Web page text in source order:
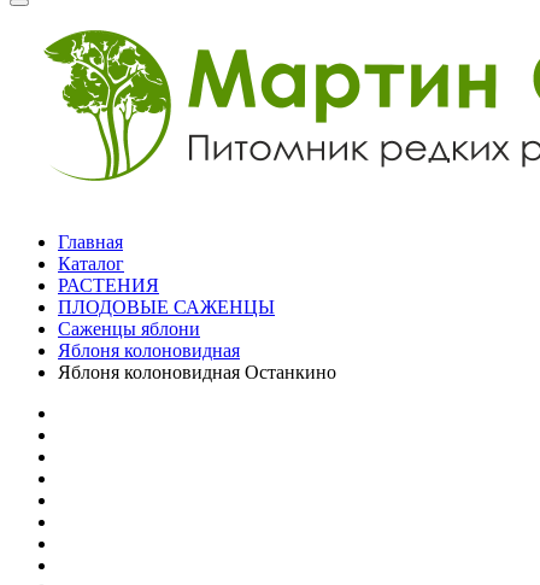
Главная
Каталог
РАСТЕНИЯ
ПЛОДОВЫЕ САЖЕНЦЫ
Саженцы яблони
Яблоня колоновидная
Яблоня колоновидная Останкино